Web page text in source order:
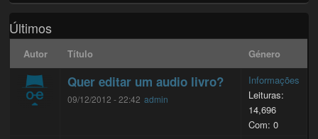
Últimos
Autor Título Género
Quer editar um audio livro?
09/12/2012 - 22:42 admin
Informações
Leituras:
14,696
Com: 0